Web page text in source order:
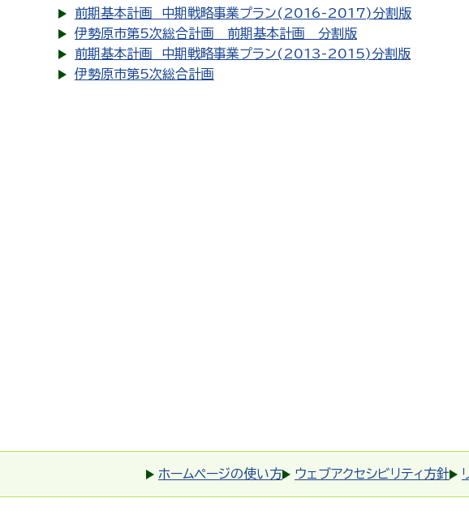
前期基本計画 中期戦略事業プラン(2016-2017)分割版
伊勢原市第5次総合計画 前期基本計画 分割版
前期基本計画 中期戦略事業プラン(2013-2015)分割版
伊勢原市第5次総合計画
ホームページの使い方 ウェブアクセシビリティ方針